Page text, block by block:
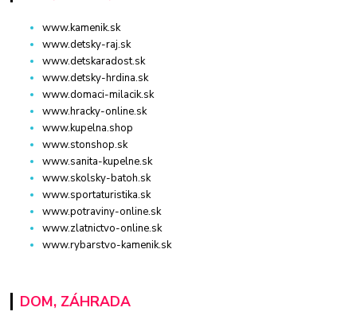
www.kamenik.sk
www.detsky-raj.sk
www.detskaradost.sk
www.detsky-hrdina.sk
www.domaci-milacik.sk
www.hracky-online.sk
www.kupelna.shop
www.stonshop.sk
www.sanita-kupelne.sk
www.skolsky-batoh.sk
www.sportaturistika.sk
www.potraviny-online.sk
www.zlatnictvo-online.sk
www.rybarstvo-kamenik.sk
DOM, ZÁHRADA